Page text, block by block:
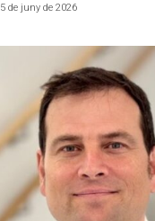
5 de juny de 2026